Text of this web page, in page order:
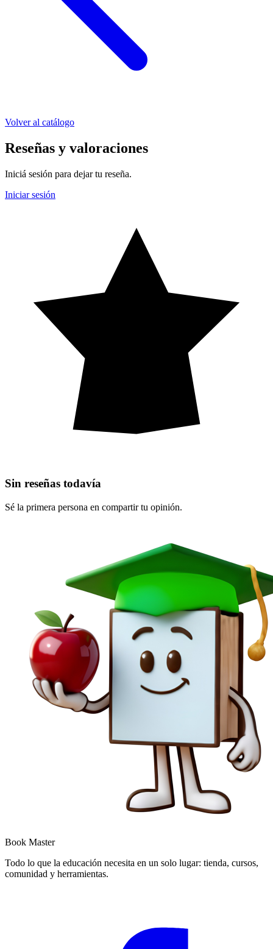
Volver al catálogo
Reseñas y valoraciones
Iniciá sesión para dejar tu reseña.
Iniciar sesión
Sin reseñas todavía
Sé la primera persona en compartir tu opinión.
Book Master
Todo lo que la educación necesita en un solo lugar: tienda, cursos,
comunidad y herramientas.